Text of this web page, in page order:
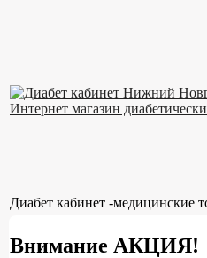
Диабет кабинет -медицинские
Внимание АКЦИЯ!